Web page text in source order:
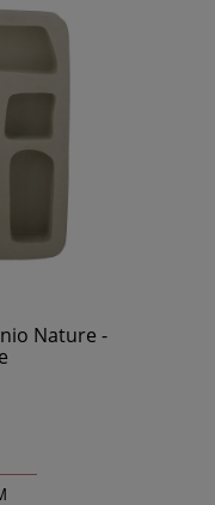
Nature -